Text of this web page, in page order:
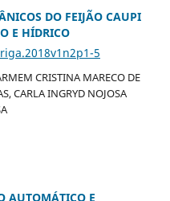
DO FEIJÃO CAUPI
E HÍDRICO
5
CRISTINA MARECO DE
CARLA INGRYD NOJOSA
AUTOMÁTICO E